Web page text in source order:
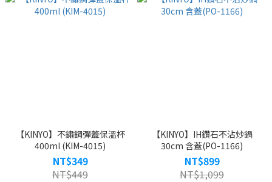
【KINYO】不鏽鋼彈蓋保溫杯
400ml (KIM-4015)
NT$349
NT$449
【KINYO】IH鑽石不沾炒鍋
30cm 含蓋(PO-1166)
NT$899
NT$1,099